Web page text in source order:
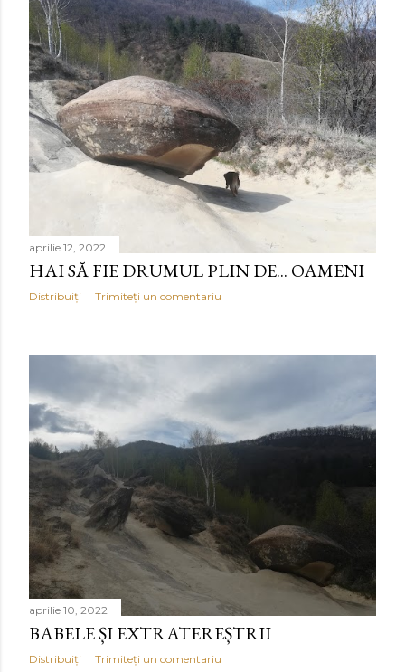
aprilie 12, 2022
HAI SĂ FIE DRUMUL PLIN DE... OAMENI
Distribuiți Trimiteți un comentariu
aprilie 10, 2022
BABELE ȘI EXTRATEREȘTRII
Distribuiți Trimiteți un comentariu